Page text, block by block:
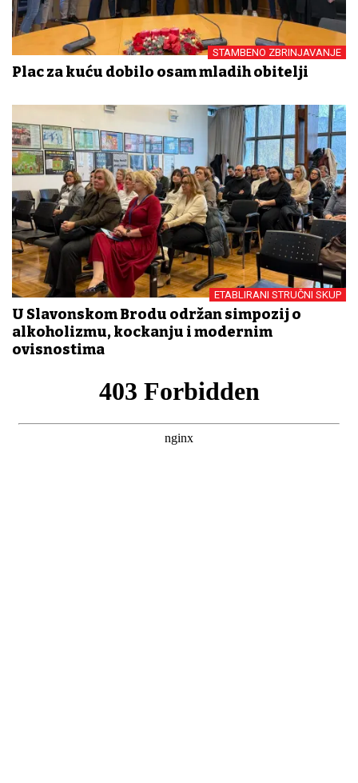
STAMBENO ZBRINJAVANJE
Plac za kuću dobilo osam mladih obitelji
ETABLIRANI STRUČNI SKUP
U Slavonskom Brodu održan simpozij o
alkoholizmu, kockanju i modernim
ovisnostima